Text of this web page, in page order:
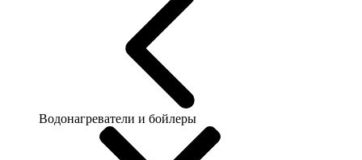
Водонагреватели и бойлеры